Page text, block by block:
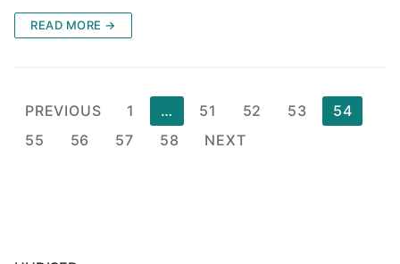
READ MORE →
Postituste
leheküljendus
PREVIOUS 1 … 51 52 53
54
55
56 57 58 NEXT